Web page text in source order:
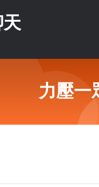
力壓一